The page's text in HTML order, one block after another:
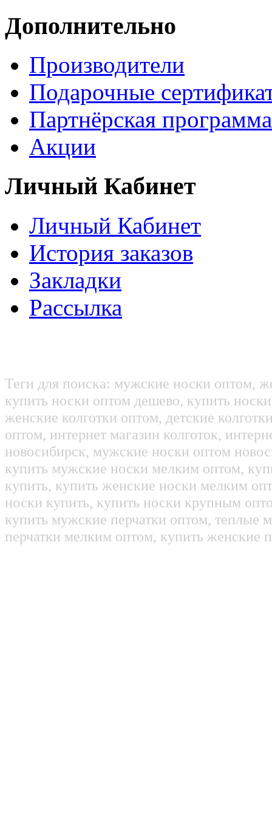
Дополнительно
Производители
Подарочные
Партнёрская программа
Акции
Личный Кабинет
Личный Кабинет
История заказов
Закладки
Рассылка
Теги для поиска: мужские носки оптом,
купить носки оптом дешево, купить
женские колготки оптом, детские
оптом, интернет магазин колготок,
новосибирск, мужские носки оптом
купить мужские носки мелким оптом,
купить, купить женские носки мелким
носки купить, купить носки крупным
купить мужские перчатки оптом, теплые
перчатки мелким оптом, купить женские